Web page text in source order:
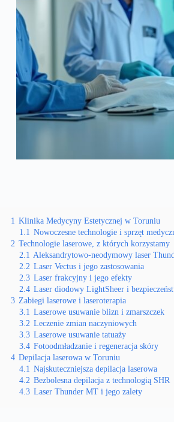
1 Klinika Medycyny Estetycznej w Toruniu
1.1 Nowoczesne technologie i sprzęt
2 Technologie laserowe, z których korzystamy
2.1 Aleksandrytowo-neodymowy laser
2.2 Laser Vectus i jego zastosowania
2.3 Laser frakcyjny i jego efekty
2.4 Laser diodowy LightSheer i
3 Zabiegi laserowe i laseroterapia
3.1 Laserowe usuwanie blizn i zmarszczek
3.2 Leczenie zmian naczyniowych
3.3 Laserowe usuwanie tatuaży
3.4 Fotoodmładzanie i regeneracja skóry
4 Depilacja laserowa w Toruniu
4.1 Najskuteczniejsza depilacja laserowa
4.2 Bezbolesna depilacja z technologią SHR
4.3 Laser Thunder MT i jego zalety